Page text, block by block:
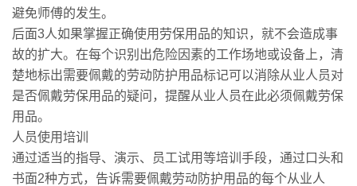
避免师傅的发生。
后面3人如果掌握正确使用劳保用品的知识，就不会造成事
故的扩大。在每个识别出危险因素的工作场地或设备上，清
楚地标出需要佩戴的劳动防护用品标记可以消除从业人员对
是否佩戴劳保用品的疑问，提醒从业人员在此必须佩戴劳保
用品。
人员使用培训
通过适当的指导、演示、员工试用等培训手段，通过口头和
书面2种方式，告诉需要佩戴劳动防护用品的每个从业人